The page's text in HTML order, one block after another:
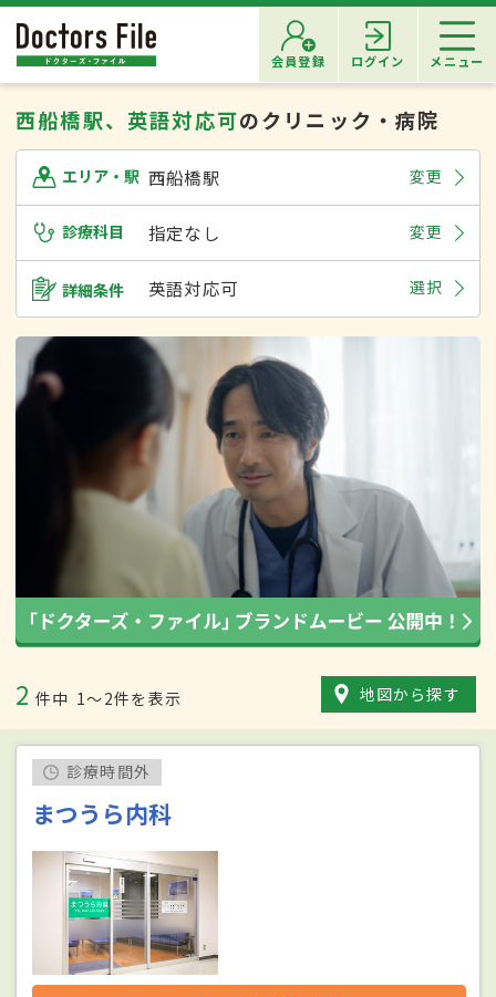
会員登録 ログイン メニュー
西船橋駅、英語対応可のクリニック・病院
エリア・駅 西船橋駅 変更
診療科目 指定なし 変更
詳細条件 英語対応可 選択
2 件中 1〜2件を表示 地図から探す
診療時間外
まつうら内科